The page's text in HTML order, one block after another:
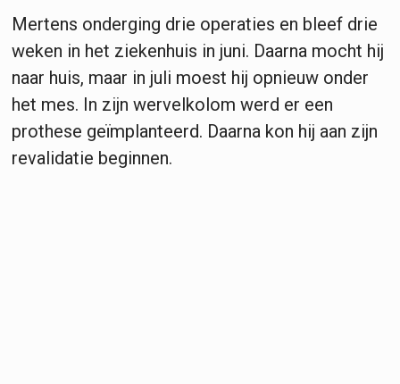
Mertens onderging drie operaties en bleef drie
weken in het ziekenhuis in juni. Daarna mocht hij
naar huis, maar in juli moest hij opnieuw onder
het mes. In zijn wervelkolom werd er een
prothese geïmplanteerd. Daarna kon hij aan zijn
revalidatie beginnen.